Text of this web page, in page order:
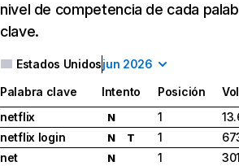
nivel de competencia de cada
clave.
Estados Unidosjun 2026
Palabra clave Intento Posición
netflix
N 1
netflix login
N T 1
net
N 1